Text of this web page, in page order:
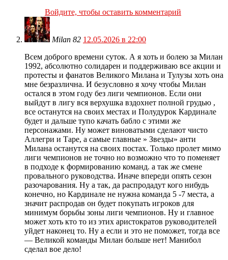
Войдите, чтобы оставить комментарий
Milan 82 12.05.2026 в 22:00
Всем доброго времени суток. А я хоть и болею за Милан
1992, абсолютно солидарен и поддерживаю все акции и
протесты и фанатов Великого Милана и Тулузы хоть она
мне безразлична. И безусловно я хочу чтобы Милан
остался в этом году без лиги чемпионов. Если они
выйдут в лигу вся верхушка вздохнет полной грудью ,
все останутся на своих местах и Полудурок Кардинале
будет и дальше тупо качать бабло с этими же
персонажами. Ну может виноватыми сделают чисто
Аллегри и Таре, а самые главные » Звезды» анти
Милана останутся на своих постах. Только пролет мимо
лиги чемпионов не точно но возможно что то поменяет
в подходе к формированию команд. а так же смене
провального руководства. Иначе впереди опять сезон
разочарования. Ну а так, да распродадут кого нибудь
конечно, но Кардинале не нужна команда 5 -7 места, а
значит распродав он будет покупать игроков для
минимум борьбы зоны лиги чемпионов. Ну и главное
может хоть кто то из этих аристократов руководителей
уйдет наконец то. Ну а если и это не поможет, тогда все
— Великой команды Милан больше нет! Манибол
сделал вое дело!